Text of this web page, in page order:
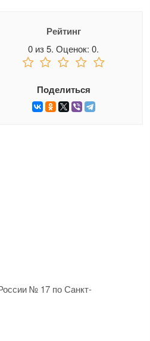
Рейтинг
0 из5. Оценок:0.
Поделиться
№ 17 по Санкт-